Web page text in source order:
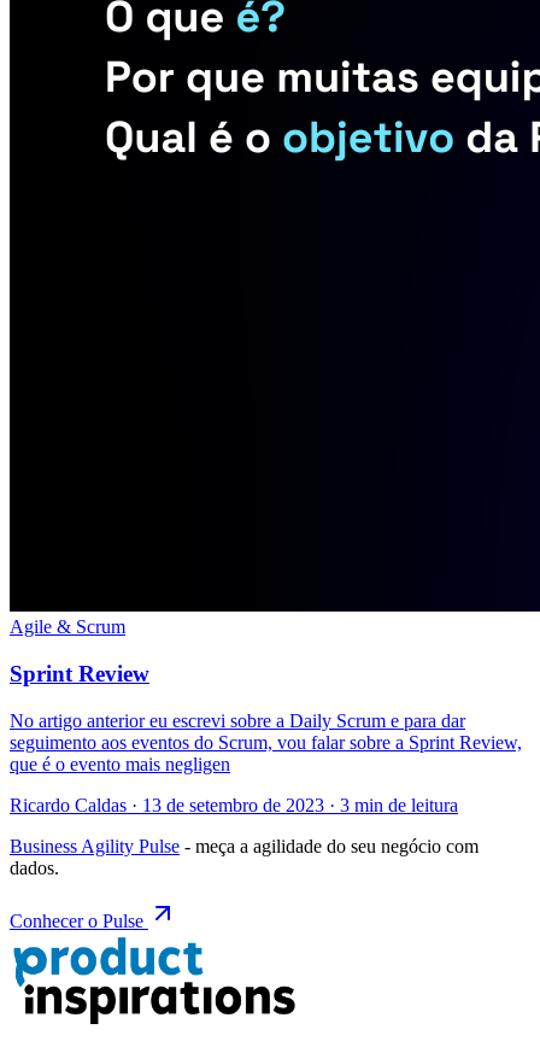
Agile & Scrum
Sprint Review
No artigo anterior eu escrevi sobre a Daily Scrum e para dar
seguimento aos eventos do Scrum, vou falar sobre a Sprint Review,
que é o evento mais negligen
Ricardo Caldas · 13 de setembro de 2023 · 3 min de leitura
Business Agility Pulse - meça a agilidade do seu negócio com
dados.
Conhecer o Pulse